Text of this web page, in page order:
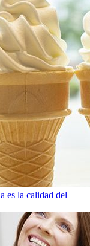
es la calidad del